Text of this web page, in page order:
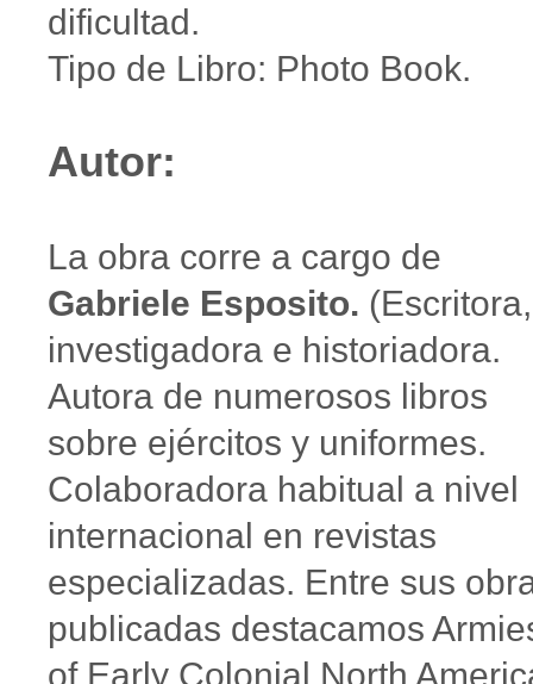
dificultad.
Tipo de Libro: Photo Book.
Autor:
La obra corre a cargo de
Gabriele Esposito. (Escritora,
investigadora e historiadora.
Autora de numerosos libros
sobre ejércitos y uniformes.
Colaboradora habitual a nivel
internacional en revistas
especializadas. Entre sus
publicadas destacamos
of Early Colonial North